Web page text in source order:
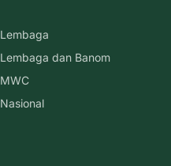
Lembaga
Lembaga dan Banom
MWC
Nasional